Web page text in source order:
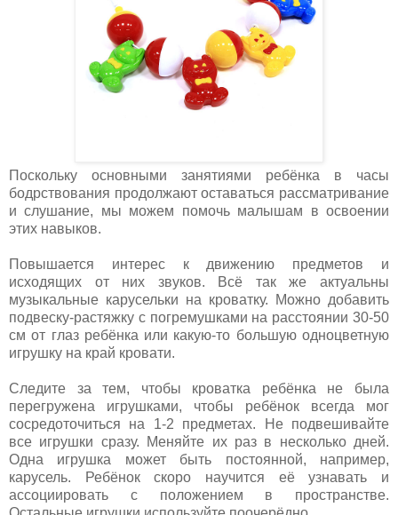
Поскольку основными занятиями ребёнка в часы
бодрствования продолжают оставаться рассматривание
и слушание, мы можем помочь малышам в освоении
этих навыков.
Повышается интерес к движению предметов и
исходящих от них звуков. Всё так же актуальны
музыкальные карусельки на кроватку. Можно добавить
подвеску-растяжку с погремушками на расстоянии 30-50
см от глаз ребёнка или какую-то большую одноцветную
игрушку на край кровати.
Следите за тем, чтобы кроватка ребёнка не была
перегружена игрушками, чтобы ребёнок всегда мог
сосредоточиться на 1-2 предметах. Не подвешивайте
все игрушки сразу. Меняйте их раз в несколько дней.
Одна игрушка может быть постоянной, например,
карусель. Ребёнок скоро научится её узнавать и
ассоциировать с положением в пространстве.